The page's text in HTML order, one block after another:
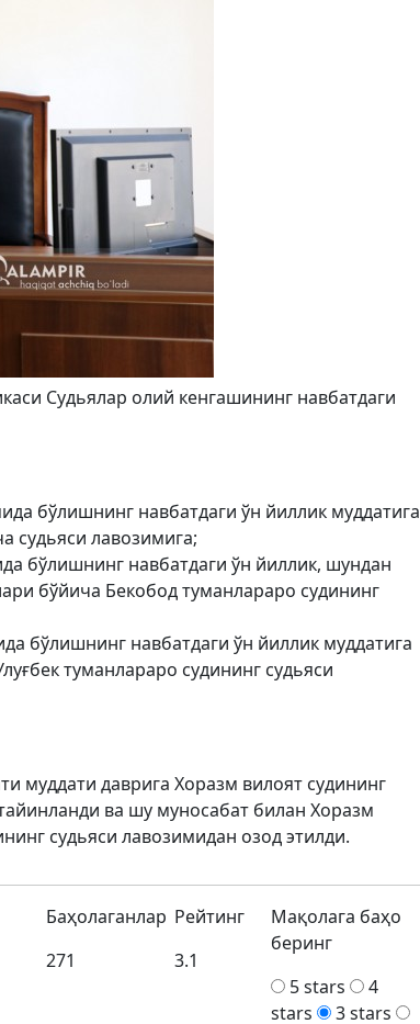
Судьялар олий кенгашининг навбатдаги
бўлишнинг навбатдаги ўн йиллик муддатига
судьяси лавозимига;
бўлишнинг навбатдаги ўн йиллик, шундан
бўйича Бекобод туманлараро судининг
бўлишнинг навбатдаги ўн йиллик муддатига
туманлараро судининг судьяси
муддати даврига Хоразм вилоят судининг
ва шу муносабат билан Хоразм
судьяси лавозимидан озод этилди.
Баҳолаганлар
271
Рейтинг
3.1
Мақолага баҳо
беринг
5 stars
4
stars
3 stars